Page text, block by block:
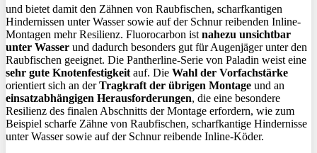
und bietet damit den Zähnen von Raubfischen, scharfkantigen
Hindernissen unter Wasser sowie auf der Schnur reibenden Inline-
Montagen mehr Resilienz. Fluorocarbon ist nahezu unsichtbar
unter Wasser und dadurch besonders gut für Augenjäger unter den
Raubfischen geeignet. Die Pantherline-Serie von Paladin weist eine
sehr gute Knotenfestigkeit auf. Die Wahl der Vorfachstärke
orientiert sich an derTragkraft der übrigen Montage und an
einsatzabhängigen Herausforderungen, die eine besondere
Resilienz des finalen Abschnitts der Montage erfordern, wie zum
Beispiel scharfe Zähne von Raubfischen, scharfkantige Hindernisse
unter Wasser sowie auf der Schnur reibende Inline-Köder.